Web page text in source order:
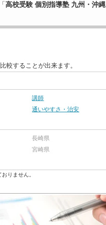
高校受験 個別指導塾 九州・沖縄
較することが出来ます。
講師
通いやすさ・治安
長崎県
宮崎県
りません。